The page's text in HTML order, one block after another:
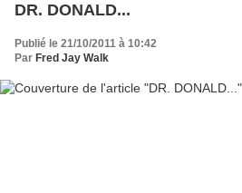
DR. DONALD...
Publié le 21/10/2011 à 10:42
Par Fred Jay Walk